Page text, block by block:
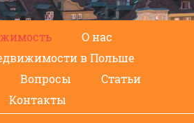
О нас
в Польше
Вопросы
Статьи
Контакты